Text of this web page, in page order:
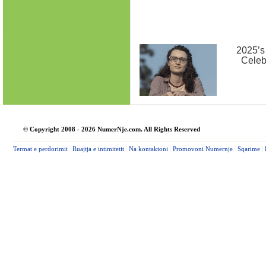
© Copyright 2008 - 2026 NumerNje.com. All Rights Reserved
Termat e perdorimit Ruajtja e intimitetit Na kontaktoni Promovoni Numernje Sqarime